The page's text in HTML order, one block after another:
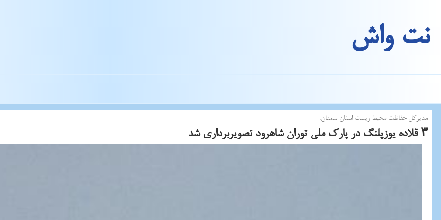
نت واش
مدیركل حفاظت محیط زیست استان سمنان:
۳ قلاده یوزپلنگ در پارك ملی توران شاهرود تصویربرداری شد